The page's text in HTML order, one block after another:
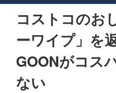
コストコのお
ーワイプ」を
GOONがコス
ない